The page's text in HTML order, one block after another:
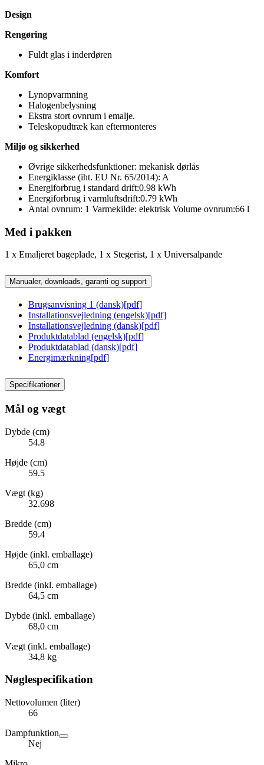
Design
Rengøring
Fuldt glas i inderdøren
Komfort
Lynopvarmning
Halogenbelysning
Ekstra stort ovnrum i emalje.
Teleskopudtræk kan eftermonteres
Miljø og sikkerhed
Øvrige sikkerhedsfunktioner: mekanisk dørlås
Energiklasse (iht. EU Nr. 65/2014): A
Energiforbrug i standard drift:0.98 kWh
Energiforbrug i varmluftsdrift:0.79 kWh
Antal ovnrum: 1 Varmekilde: elektrisk Volume ovnrum:66 l
Med i pakken
1 x Emaljeret bageplade, 1 x Stegerist, 1 x Universalpande
Manualer, downloads, garanti og support
Brugsanvisning 1 (dansk)[pdf]
Installationsvejledning (engelsk)[pdf]
Installationsvejledning (dansk)[pdf]
Produktdatablad (engelsk)[pdf]
Produktdatablad (dansk)[pdf]
Energimærkning[pdf]
Specifikationer
Mål og vægt
Dybde (cm)
54.8
Højde (cm)
59.5
Vægt (kg)
32.698
Bredde (cm)
59.4
Højde (inkl. emballage)
65,0 cm
Bredde (inkl. emballage)
64,5 cm
Dybde (inkl. emballage)
68,0 cm
Vægt (inkl. emballage)
34,8 kg
Nøglespecifikation
Nettovolumen (liter)
66
Dampfunktion
Nej